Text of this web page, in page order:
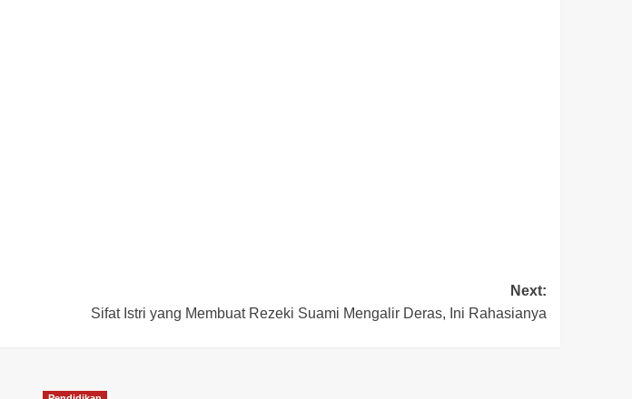
Next:
Sifat Istri yang Membuat Rezeki Suami Mengalir Deras, Ini Rahasianya